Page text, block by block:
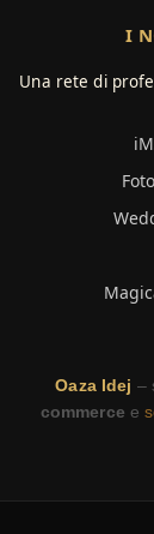
I
Una rete di
Oaza Idej –
commerce e